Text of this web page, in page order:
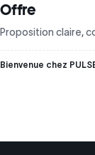
Offre
Proposition claire,
Bienvenue chez